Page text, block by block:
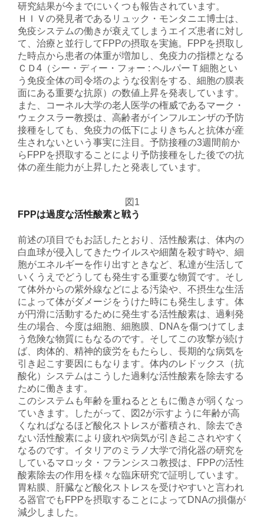
研究結果が今までにいくつも報告されています。
ＨＩＶの発見者であるリュック・モンタニエ博士は、
免疫システムの働きが衰えてしまうエイズ患者に対し
て、治療と並行してFPPの摂取を実施。FPPを摂取し
た時点から患者の体重が増加し、免疫力の指標となる
ＣＤ4（シー・ディー・フォー : ヘルパーＴ細胞とい
う免疫全体の司令塔のような役割をする、細胞の膜表
面にある重要な抗原）の数値上昇を発表しています。
また、コーネル大学の老人医学の権威であるマーク・
ウェクスラー教授は、高齢者がインフルエンザの予防
接種をしても、免疫力の低下によりきちんと抗体が産
生されないという事実に注目。予防接種の3週間前か
らFPPを摂取することにより予防接種をした後での抗
体の産生能力が上昇したと発表しています。
図1
FPPは過度な活性酸素と戦う
前述の項目でもお話したとおり、活性酸素は、体内の
白血球が侵入してきたウイルスや細菌を殺す時や、細
胞がエネルギーを作り出すときなど、私達が生活して
いくうえでどうしても発生する重要な物質です。そし
て体外からの紫外線などによる汚染や、不摂生な生活
によって体がダメージをうけた時にも発生します。体
が円滑に活動するために発生する活性酸素は、過剰発
生の場合、今度は細胞、細胞膜、DNAを傷つけてしま
う危険な物質にもなるのです。そしてこの攻撃が続け
ば、肉体的、精神的疲労をもたらし、長期的な病気を
引き起こす要因にもなります。体内のレドックス（抗
酸化）システムはこうした過剰な活性酸素を除去する
ために働きます。
このシステムも年齢を重ねるとともに働きが弱くなっ
ていきます。したがって、図2が示すように年齢が高
くなればなるほど酸化ストレスが蓄積され、除去でき
ない活性酸素により疲れや病気が引き起こされやすく
なるのです。イタリアのミラノ大学で消化器の研究を
しているマロッタ・フランシスコ教授は、FPPの活性
酸素除去の作用を様々な臨床研究で証明しています。
胃粘膜、肝臓など酸化ストレスを受けやすいと言われ
る器官でもFPPを摂取することによってDNAの損傷が
減少しました。